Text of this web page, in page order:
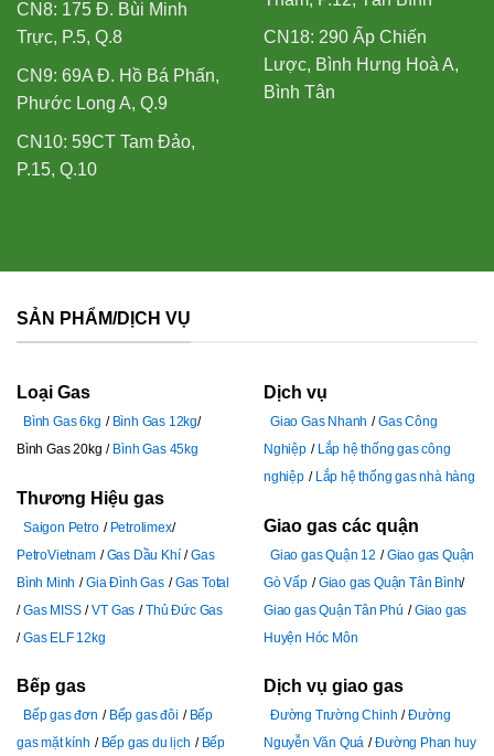
CN8: 175 Đ. Bùi Minh
Trực, P.5, Q.8
CN9: 69A Đ. Hồ Bá Phấn,
Phước Long A, Q.9
CN10: 59CT Tam Đảo,
P.15, Q.10
CN18: 290 Ấp Chiến
Lược, Bình Hưng Hoà A,
Bình Tân
SẢN PHẨM/DỊCH VỤ
Loại Gas
Bình Gas 6kg
Bình Gas 12kg
Bình Gas 20kg
Bình Gas 45kg
Thương Hiệu gas
Saigon Petro
Petrolimex
PetroVietnam
Gas Dầu Khí
Gas
Bình Minh
Gia Đình Gas
Gas Total
Gas MISS
VT Gas
Thủ Đức Gas
Gas ELF 12kg
Bếp gas
Bếp gas đơn Bếp gas đôi
Bếp
gas mặt kính
Bếp gas du lịch
Bếp
Dịch vụ
Giao Gas Nhanh
Gas Công
Nghiệp
Lắp hệ thống gas công
nghiệp
Lắp hệ thống gas nhà hàng
Giao gas các quận
Giao gas Quận 12
Giao gas Quận
Gò Vấp
Giao gas Quận Tân Bình
Giao gas Quận Tân Phú
Giao gas
Huyện Hóc Môn
Dịch vụ giao gas
Đường Trường Chinh
Đường
Nguyễn Văn Quá
Đường Phan huy